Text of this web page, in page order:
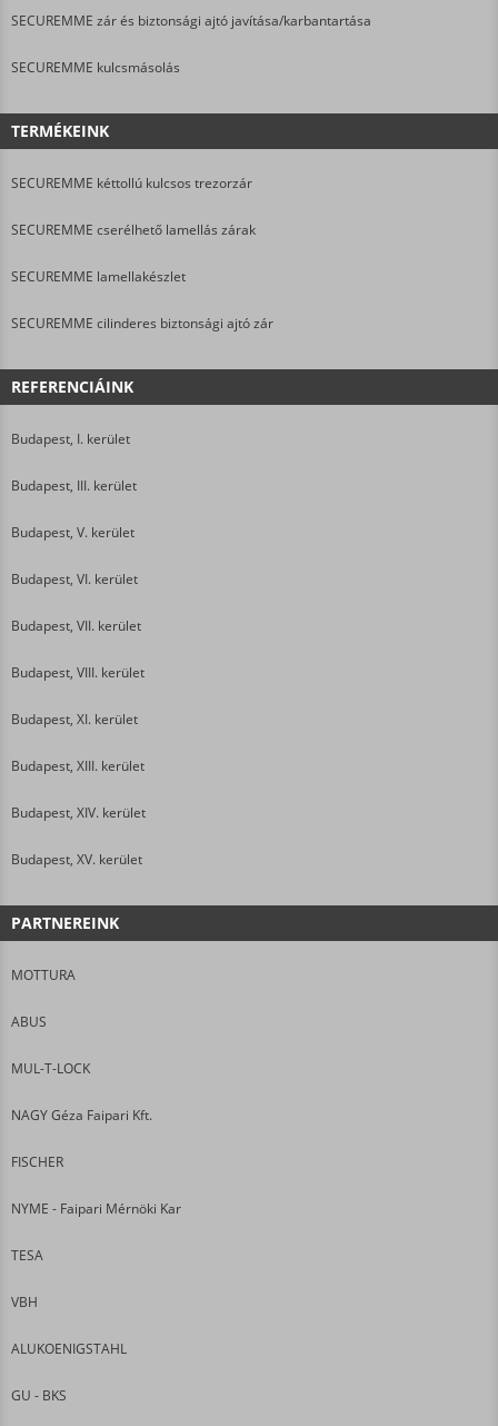
SECUREMME zár és biztonsági ajtó javítása/karbantartása
SECUREMME kulcsmásolás
TERMÉKEINK
SECUREMME kéttollú kulcsos trezorzár
SECUREMME cserélhető lamellás zárak
SECUREMME lamellakészlet
SECUREMME cilinderes biztonsági ajtó zár
REFERENCIÁINK
Budapest, I. kerület
Budapest, III. kerület
Budapest, V. kerület
Budapest, VI. kerület
Budapest, VII. kerület
Budapest, VIII. kerület
Budapest, XI. kerület
Budapest, XIII. kerület
Budapest, XIV. kerület
Budapest, XV. kerület
PARTNEREINK
MOTTURA
ABUS
MUL-T-LOCK
NAGY Géza Faipari Kft.
FISCHER
NYME - Faipari Mérnöki Kar
TESA
VBH
ALUKOENIGSTAHL
GU - BKS